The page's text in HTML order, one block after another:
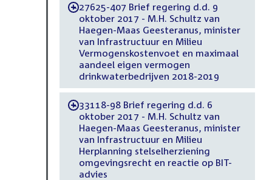
-27625-407 Brief regering d.d. 9
oktober 2017 - M.H. Schultz van
Haegen-Maas Geesteranus, minister
van Infrastructuur en Milieu
Vermogenskostenvoet en maximaal
aandeel eigen vermogen
drinkwaterbedrijven 2018-2019
-33118-98 Brief regering d.d. 6
oktober 2017 - M.H. Schultz van
Haegen-Maas Geesteranus, minister
van Infrastructuur en Milieu
Herplanning stelselherziening
omgevingsrecht en reactie op BIT-
advies